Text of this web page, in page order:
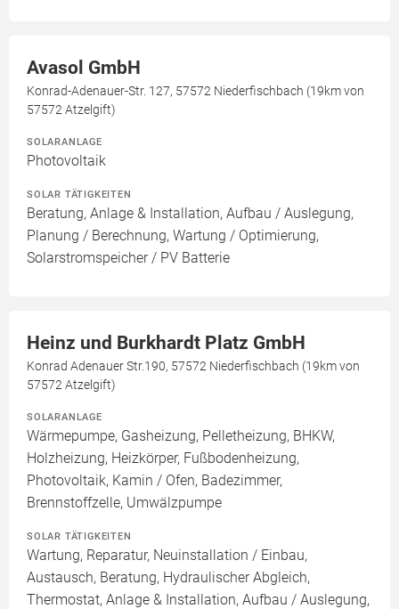
Avasol GmbH
Konrad-Adenauer-Str. 127, 57572 Niederfischbach (19km von
57572 Atzelgift)
SOLARANLAGE
Photovoltaik
SOLAR TÄTIGKEITEN
Beratung, Anlage & Installation, Aufbau / Auslegung,
Planung / Berechnung, Wartung / Optimierung,
Solarstromspeicher / PV Batterie
Heinz und Burkhardt Platz GmbH
Konrad Adenauer Str.190, 57572 Niederfischbach (19km von
57572 Atzelgift)
SOLARANLAGE
Wärmepumpe, Gasheizung, Pelletheizung, BHKW,
Holzheizung, Heizkörper, Fußbodenheizung,
Photovoltaik, Kamin / Ofen, Badezimmer,
Brennstoffzelle, Umwälzpumpe
SOLAR TÄTIGKEITEN
Wartung, Reparatur, Neuinstallation / Einbau,
Austausch, Beratung, Hydraulischer Abgleich,
Thermostat, Anlage & Installation, Aufbau / Auslegung,